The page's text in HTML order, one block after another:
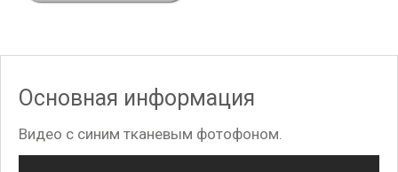
Основная информация
Видео с синим тканевым фотофоном.